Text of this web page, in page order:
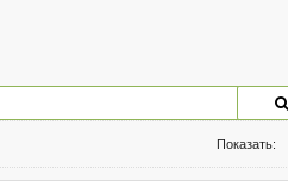
Показать: